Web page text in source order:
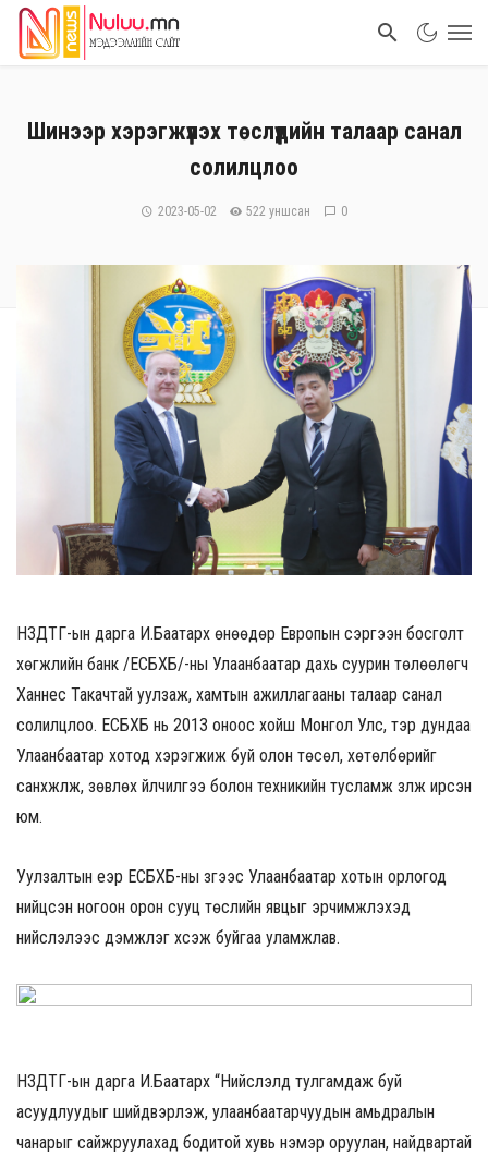
Шинээр хэрэгжүүлэх төслүүдийн талаар санал
солилцлоо
2023-05-02 522 уншсан 0
НЗДТГ-ын дарга И.Баатархүү өнөөдөр Европын сэргээн босголт
хөгжлийн банк /ЕСБХБ/-ны Улаанбаатар дахь суурин төлөөлөгч
Ханнес Такачтай уулзаж, хамтын ажиллагааны талаар санал
солилцлоо. ЕСБХБ нь 2013 оноос хойш Монгол Улс, тэр дундаа
Улаанбаатар хотод хэрэгжиж буй олон төсөл, хөтөлбөрийг
санхүүжүүлж, зөвлөх үйлчилгээ болон техникийн тусламж үзүүлж ирсэн
юм.
Уулзалтын үеэр ЕСБХБ-ны зүгээс Улаанбаатар хотын орлогод
нийцсэн ногоон орон сууц төслийн явцыг эрчимжүүлэхэд
нийслэлээс дэмжлэг хүсэж буйгаа уламжлав.
НЗДТГ-ын дарга И.Баатархүү “Нийслэлд тулгамдаж буй
асуудлуудыг шийдвэрлэж, улаанбаатарчуудын амьдралын
чанарыг сайжруулахад бодитой хувь нэмэр оруулан, найдвартай